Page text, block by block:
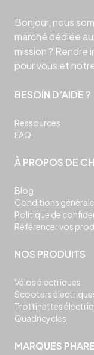
Bonjour, nous
marché dédiée
mission ?
pour vous et
BESOIN D’AIDE ?
Ressources
FAQ
À PROPOS DE
Blog
Conditions
Politique de
Référencer vos
NOS PRODUITS
Vélos électriques
Scooters
Trottinettes
Quadricycles
MARQUES